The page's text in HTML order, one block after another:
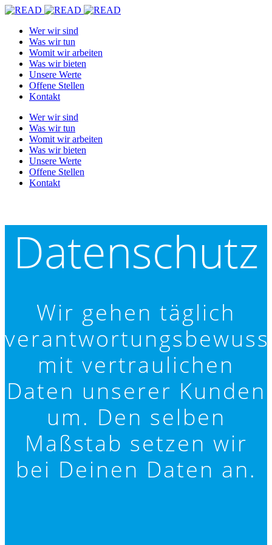
Wer wir sind
Was wir tun
Womit wir arbeiten
Was wir bieten
Unsere Werte
Offene Stellen
Kontakt
Wer wir sind
Was wir tun
Womit wir arbeiten
Was wir bieten
Unsere Werte
Offene Stellen
Kontakt
Datenschutz
Wir gehen täglich
mit vertraulichen
Daten unserer Kunden
um. Den selben
Maßstab setzen wir
bei Deinen Daten an.